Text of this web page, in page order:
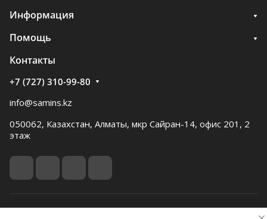
Информация
Помощь
Контакты
+7 (727) 310-99-80
info@samins.kz
050062, Казахстан, Алматы, мкр Сайран-14, офис 201, 2
этаж